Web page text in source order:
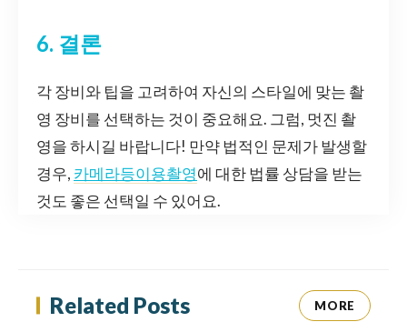
6. 결론
각 장비와 팁을 고려하여 자신의 스타일에 맞는 촬
영 장비를 선택하는 것이 중요해요. 그럼, 멋진 촬
영을 하시길 바랍니다! 만약 법적인 문제가 발생할
경우, 카메라등이용촬영에 대한 법률 상담을 받는
것도 좋은 선택일 수 있어요.
Related Posts MORE